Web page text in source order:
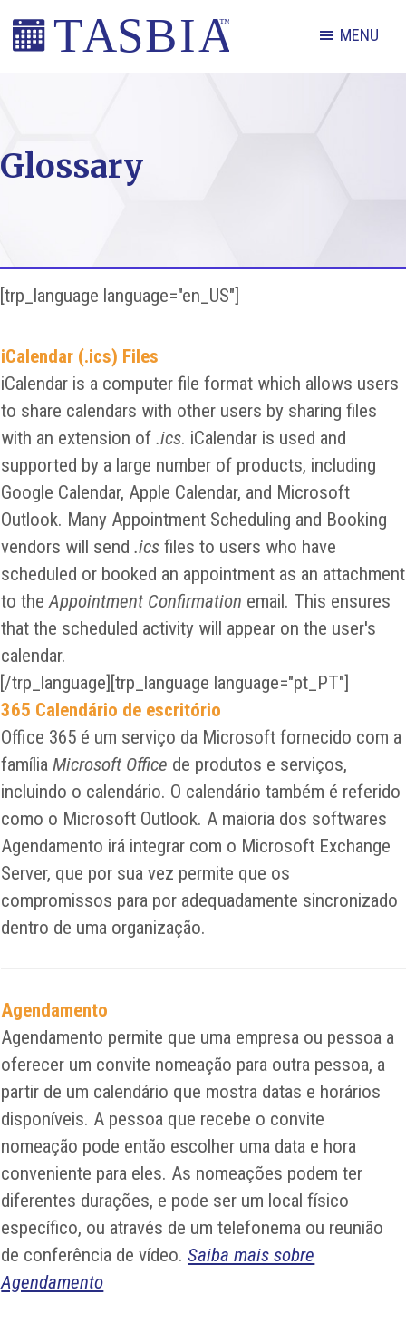
Skip
Skip
Skip
and
MENU
Glossary
[trp_language language="en_US"]
iCalendar (.ics) Files
iCalendar is a computer file format which allows users
to share calendars with other users by sharing files
with an extension of.ics. iCalendar is used and
supported by a large number of products, including
Google Calendar, Apple Calendar, and Microsoft
Outlook. Many Appointment Scheduling and Booking
vendors will send.ics files to users who have
scheduled or booked an appointment as an attachment
to theAppointment Confirmation email. This ensures
that the scheduled activity will appear on the user's
calendar.
[/trp_language][trp_language language="pt_PT"]
365 Calendário de escritório
Office 365 é um serviço da Microsoft fornecido com a
famíliaMicrosoft Office de produtos e serviços,
incluindo o calendário. O calendário também é referido
como o Microsoft Outlook. A maioria dos softwares
Agendamento irá integrar com o Microsoft Exchange
Server, que por sua vez permite que os
compromissos para por adequadamente sincronizado
dentro de uma organização.
Agendamento
Agendamento permite que uma empresa ou pessoa a
oferecer um convite nomeação para outra pessoa, a
partir de um calendário que mostra datas e horários
disponíveis. A pessoa que recebe o convite
nomeação pode então escolher uma data e hora
conveniente para eles. As nomeações podem ter
diferentes durações, e pode ser um local físico
específico, ou através de um telefonema ou reunião
de conferência de vídeo.Saiba mais sobre
Agendamento